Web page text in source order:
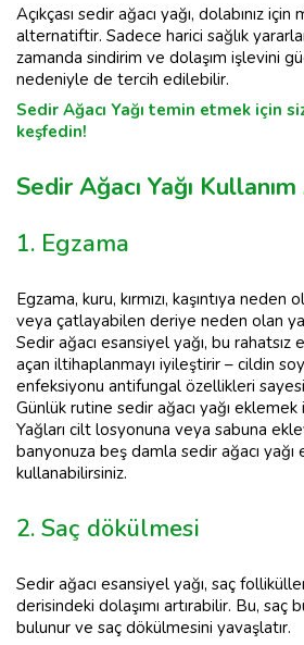
Açıkçası sedir ağacı yağı, dolabınız
alternatiftir. Sadece harici sağlık
zamanda sindirim ve dolaşım işlevini
nedeniyle de tercih edilebilir.
Sedir Ağacı Yağı temin etmek için
keşfedin!
Sedir Ağacı Yağı
1. Egzama
Egzama, kuru, kırmızı, kaşıntıya neden
veya çatlayabilen deriye neden olan
Sedir ağacı esansiyel yağı, bu
açan iltihaplanmayı iyileştirir – cildin
enfeksiyonu antifungal özellikleri
Günlük rutine sedir ağacı yağı
Yağları cilt losyonuna veya sabuna
banyonuza beş damla sedir ağacı
kullanabilirsiniz.
2. Saç dökülmesi
Sedir ağacı esansiyel yağı, saç
derisindeki dolaşımı artırabilir. Bu, saç
bulunur ve saç dökülmesini yavaşlatır.